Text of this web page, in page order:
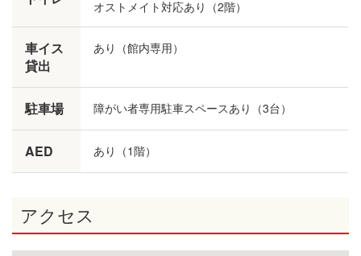
オストメイト対応あり（2階）
車イス
貸出
あり（館内専用）
駐車場 障がい者専用駐車スペースあり（3台）
AED あり（1階）
アクセス